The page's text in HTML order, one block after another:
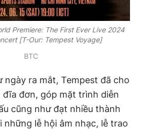
Premiere: The First Ever Live 2024
[T-Our: Tempest Voyage]
BTC
ngày ra mắt, Tempest đã cho
đĩa đơn, góp mặt trình diễn
cũng như đạt nhiều thành
lễ hội âm nhạc, lễ trao